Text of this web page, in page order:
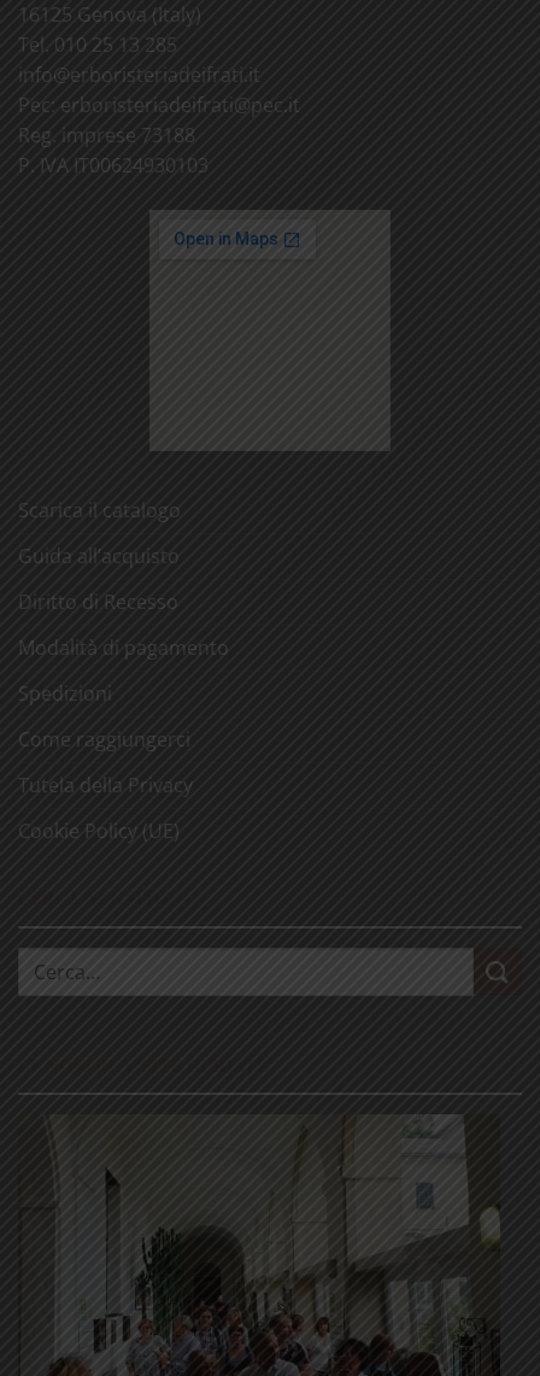
16125 Genova (Italy)
Tel. 010 25 13 285
info@erboristeriadeifrati.it
Pec: erboristeriadeifrati@pec.it
Reg. imprese 73188
P. IVA IT00624930103
Scarica il catalogo
Guida all’acquisto
Diritto di Recesso
Modalità di pagamento
Spedizioni
Come raggiungerci
Tutela della Privacy
Cookie Policy (UE)
Cerca: